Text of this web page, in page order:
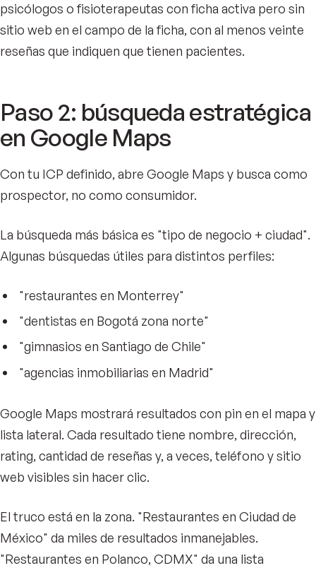
psicólogos o fisioterapeutas con ficha activa pero sin
sitio web en el campo de la ficha, con al menos veinte
reseñas que indiquen que tienen pacientes.
Paso 2: búsqueda estratégica
en Google Maps
Con tu ICP definido, abre Google Maps y busca como
prospector, no como consumidor.
La búsqueda más básica es "tipo de negocio + ciudad".
Algunas búsquedas útiles para distintos perfiles:
"restaurantes en Monterrey"
"dentistas en Bogotá zona norte"
"gimnasios en Santiago de Chile"
"agencias inmobiliarias en Madrid"
Google Maps mostrará resultados con pin en el mapa y
lista lateral. Cada resultado tiene nombre, dirección,
rating, cantidad de reseñas y, a veces, teléfono y sitio
web visibles sin hacer clic.
El truco está en la zona. "Restaurantes en Ciudad de
México" da miles de resultados inmanejables.
"Restaurantes en Polanco, CDMX" da una lista